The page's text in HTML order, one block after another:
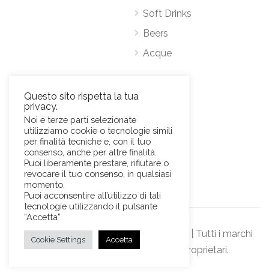
Soft Drinks
Beers
Acque
Via Antonio Pacinotti 63, 00146 Roma
Mob.+39 3384389569
E-Mail:news@sviluppohoreca.it
© Sviluppo Horeca s.r.l. Official Website | Tutti i marchi
rappresentati sono dei rispettivi proprietari.
Questo sito rispetta la tua
privacy.
Noi e terze parti selezionate
utilizziamo cookie o tecnologie simili
per finalità tecniche e, con il tuo
consenso, anche per altre finalità.
Puoi liberamente prestare, rifiutare o
revocare il tuo consenso, in qualsiasi
momento.
Puoi acconsentire all’utilizzo di tali
tecnologie utilizzando il pulsante
“Accetta”.
Cookie Settings Accetta